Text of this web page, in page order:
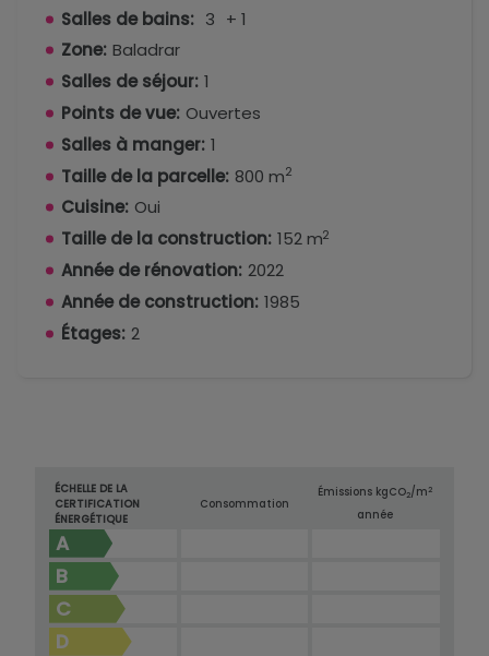
Salles de bains: 3 + 1
Zone: Baladrar
Salles de séjour: 1
Points de vue: Ouvertes
Salles à manger: 1
Taille de la parcelle: 800 m2
Cuisine: Oui
Taille de la construction: 152 m2
Année de rénovation: 2022
Année de construction: 1985
Étages: 2
ÉCHELLE DE LA
CERTIFICATION
ÉNERGÉTIQUE
Consommation
Émissions kgCO2/m2
année
A
B
C
D